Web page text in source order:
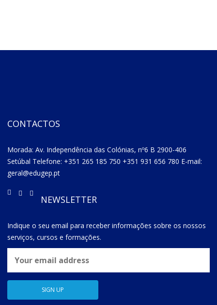
CONTACTOS
Morada: Av. Independência das Colónias, nº6 B 2900-406
Setúbal Telefone: +351 265 185 750 +351 931 656 780 E-mail:
geral@edugep.pt
NEWSLETTER
Indique o seu email para receber informações sobre os nossos
serviços, cursos e formações.